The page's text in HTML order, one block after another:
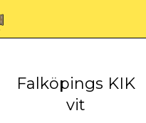
Falköpings KIK
vit